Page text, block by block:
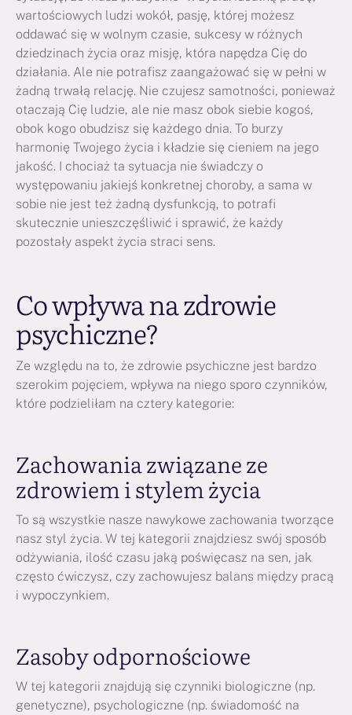
wartościowych ludzi wokół, pasję, której możesz
oddawać się w wolnym czasie, sukcesy w różnych
dziedzinach życia oraz misję, która napędza Cię do
działania. Ale nie potrafisz zaangażować się w pełni w
żadną trwałą relację. Nie czujesz samotności, ponieważ
otaczają Cię ludzie, ale nie masz obok siebie kogoś,
obok kogo obudzisz się każdego dnia. To burzy
harmonię Twojego życia i kładzie się cieniem na jego
jakość. I chociaż ta sytuacja nie świadczy o
występowaniu jakiejś konkretnej choroby, a sama w
sobie nie jest też żadną dysfunkcją, to potrafi
skutecznie unieszczęśliwić i sprawić, że każdy
pozostały aspekt życia straci sens.
Co wpływa na zdrowie
psychiczne?
Ze względu na to, że zdrowie psychiczne jest bardzo
szerokim pojęciem, wpływa na niego sporo czynników,
które podzieliłam na cztery kategorie:
Zachowania związane ze
zdrowiem i stylem życia
To są wszystkie nasze nawykowe zachowania tworzące
nasz styl życia. W tej kategorii znajdziesz swój sposób
odżywiania, ilość czasu jaką poświęcasz na sen, jak
często ćwiczysz, czy zachowujesz balans między pracą
i wypoczynkiem.
Zasoby odpornościowe
W tej kategorii znajdują się czynniki biologiczne (np.
genetyczne), psychologiczne (np. świadomość na